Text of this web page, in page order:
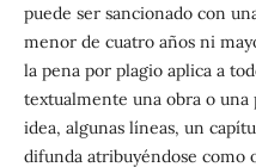
puede ser sancionado con
menor de cuatro años ni
la pena por plagio aplica a
textualmente una obra o
idea, algunas líneas, un
difunda atribuyéndose como